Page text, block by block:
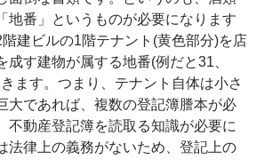
地番」というものが必要になります
建ビルの1階テナント(黄色部分)を店
成す建物が属する地番(例だと31、
ます。つまり、テナント自体は小さ
大であれば、複数の登記簿謄本が必
不動産登記簿を読取る知識が必要に
法律上の義務がないため、登記上の